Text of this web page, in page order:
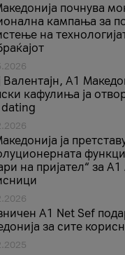
почнува
кампања за
на
Валентајн, A1
кафулиња ја
ја
на пријател“ за
A1 Net Sеf
за сите